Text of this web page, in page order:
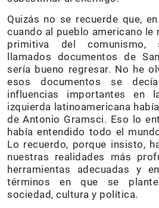
Quizás no se recuerde que,
cuando al pueblo americano le
primitiva del comunismo,
llamados documentos de
sería bueno regresar. No he
esos documentos se
influencias importantes en
izquierda latinoamericana
de Antonio Gramsci. Eso lo
había entendido todo el
Lo recuerdo, porque insisto,
nuestras realidades más
herramientas adecuadas y
términos en que se
sociedad, cultura y política.